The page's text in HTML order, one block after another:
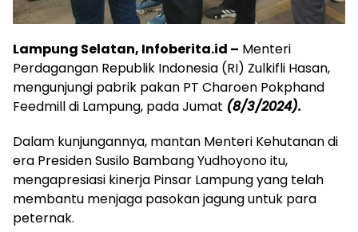
Lampung Selatan, Infoberita.id – Menteri
Perdagangan Republik Indonesia (RI) Zulkifli Hasan,
mengunjungi pabrik pakan PT Charoen Pokphand
Feedmill di Lampung, pada Jumat (8/3/2024).
Dalam kunjungannya, mantan Menteri Kehutanan di
era Presiden Susilo Bambang Yudhoyono itu,
mengapresiasi kinerja Pinsar Lampung yang telah
membantu menjaga pasokan jagung untuk para
peternak.